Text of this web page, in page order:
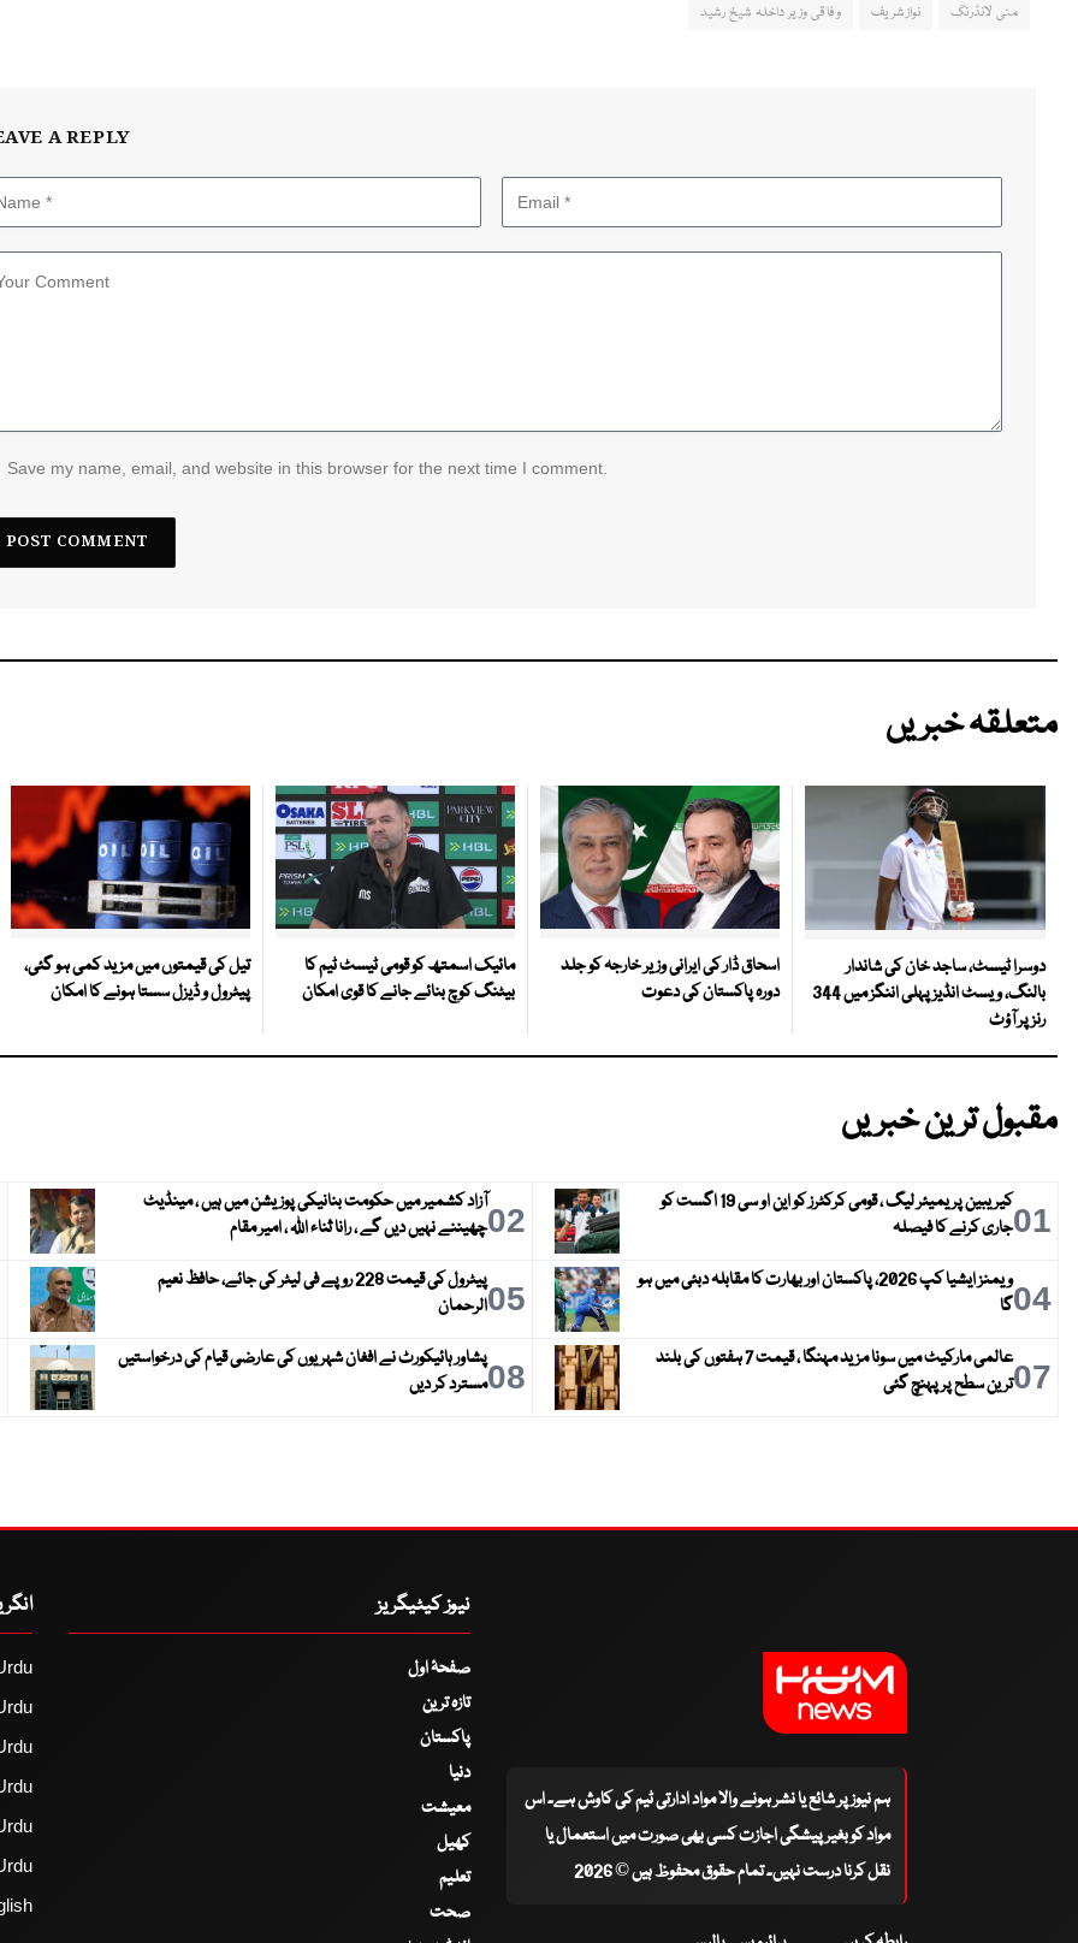
منی لانڈرنگ نوازشریف وفاقی وزیر داخلہ شیخ رشید
A REPLY
Save my name, email, and website in this browser for the next time I comment.
متعلقہ خبریں
دوسرا ٹیسٹ، ساجد خان کی شاندار
بالنگ، ویسٹ انڈیز پہلی اننگز میں 344
رنز پر آؤٹ
اسحاق ڈار کی ایرانی وزیر خارجہ کو جلد
دورہ پاکستان کی دعوت
مائیک اسمتھ کو قومی ٹیسٹ ٹیم کا
بیٹنگ کوچ بنائے جانے کا قوی امکان
تیل کی قیمتوں میں مزید کمی ہو گئی،
پیٹرول و ڈیزل سستا ہونے کا امکان
مقبول ترین خبریں
01
کیریبین پریمیئر لیگ ، قومی کرکٹرز کو این او سی 19 اگست کو
جاری کرنے کا فیصلہ
02آزاد کشمیر میں حکومت بنانیکی پوزیشن میں ہیں ، مینڈیٹ
چھیننے نہیں دیں گے ، رانا ثناء اللہ ، امیر مقام
04
ویمنز ایشیا کپ 2026، پاکستان اور بھارت کا مقابلہ دبئی میں ہو
گا
05
پیٹرول کی قیمت 228 روپے فی لیٹر کی جائے، حافظ نعیم
الرحمان
07
عالمی مارکیٹ میں سونا مزید مہنگا ، قیمت 7 ہفتوں کی بلند
ترین سطح پر پہنچ گئی
08پشاور ہائیکورٹ نے افغان شہریوں کی عارضی قیام کی درخواستیں
مسترد کر دیں
ہم نیوز پر شائع یا نشر ہونے والا مواد ادارتی ٹیم کی کاوش ہے۔ اس
مواد کو بغیر پیشگی اجازت کسی بھی صورت میں استعمال یا
نقل کرنا درست نہیں۔ تمام حقوق محفوظ ہیں © 2026
نیوز کیٹیگریز
صفحۂ اول
تازہ ترین
پاکستان
دنیا
معیشت
کھیل
تعلیم
صحت